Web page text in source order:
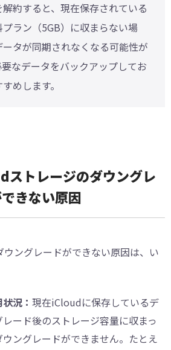
約すると、現在保存されている
ラン（5GB）に収まらない場
タが同期されなくなる可能性が
なデータをバックアップしてお
めします。
トレージのダウングレ
きない原因
ングレードができない原因は、い
況： 現在iCloudに保存しているデ
ード後のストレージ容量に収まっ
ングレードができません。たとえ